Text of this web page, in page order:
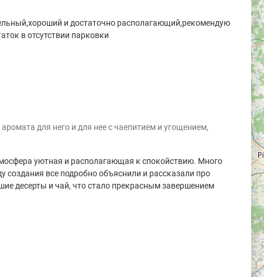
и достаточно располагающий,рекомендую
в отсутствии парковки
для него и для нее с чаепитием и угощением,
уютная и располагающая к спокойствию. Много
все подробно объяснили и рассказали про
десерты и чай, что стало прекрасным завершением